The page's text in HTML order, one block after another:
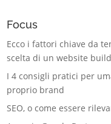
Focus
Ecco i fattori chiave da
scelta di un website
I 4 consigli pratici per
proprio brand
SEO, o come essere